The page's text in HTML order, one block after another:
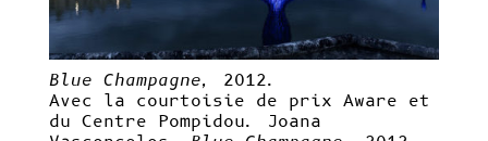
Blue Champagne,
2012.
Avec la courtoisie de prix Aware et
du Centre Pompidou.
Joana